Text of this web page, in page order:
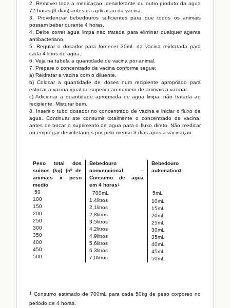
2. Remover toda a medicaçao, desinfetante ou outro produto da agua
72 horas (3 dias) antes da aplicaçao da vacina.
3. Providenciar bebedouros suficientes para que todos os animais
possam beber durante 4 horas.
4. Deixe correr agua limpa nao tratada para eliminar qualquer agente
antibacteriano.
5. Regular o dosador para fornecer 30mL da vacina reidratada para
cada 4 litros de agua.
6. Veja na tabela a quantidade de vacina por animal.
7. Prepare o concentrado de vacina conforme segue:
a) Reidratar a vacina com o diluente.
b) Colocar a quantidade de doses num recipiente apropriado para
estocar a vacina igual ou superior ao numero de animais a vacinar.
c) Adicionar a quantidade apropriada de agua limpa, não tratada ao
recipiente. Misturar bem.
8. Inserir o tubo dosador no concentrado de vacina e iniciar o fluxo de
agua. Continuar ate consumir totalmente o concentrado de vacina,
antes de trocar o suprimento de agua para o fluxo direto. Não medicar
ou empregar desinfetantes por pelo menso 3 dias apos a vacinaçao.
Peso total dos
suinos (kg) (nº de
animais x peso
medio
50
100
150
200
250
300
350
400
450
500
Bebedouro
convencional –
Consumo de agua
em 4 horas1
700mL
1,4litros
2,1litros
2,8litros
3,5litros
4,2litros
4,9litros
5,6litros
6,3litros
7,0litros
Bebedouro
automatico2
5mL
10mL
15mL
20mL
25mL
30mL
35mL
40mL
45mL
50mL
1 Consumo estimado de 700mL para cada 50kg de peso corporeo no
periodo de 4 horas.